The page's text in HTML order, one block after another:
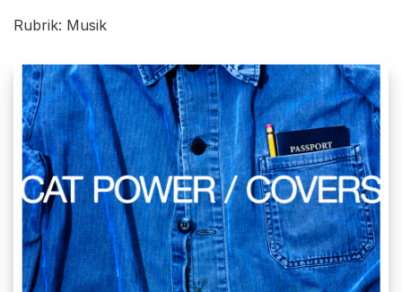
Rubrik: Musik